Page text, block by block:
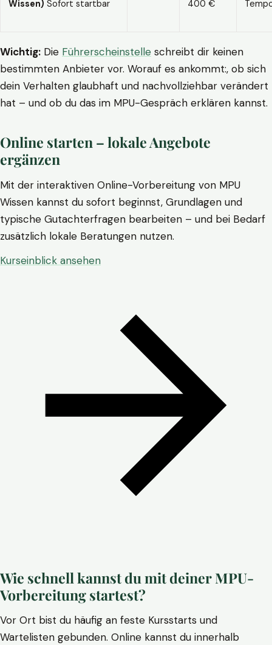
Wissen) Sofort startbar
400 €
Wichtig: Die Führerscheinstelle schreibt dir keinen
bestimmten Anbieter vor. Worauf es ankommt:, ob sich
dein Verhalten glaubhaft und nachvollziehbar verändert
hat – und ob du das im MPU-Gespräch erklären kannst.
Online starten – lokale Angebote
ergänzen
Mit der interaktiven Online-Vorbereitung von MPU
Wissen kannst du sofort beginnst, Grundlagen und
typische Gutachterfragen bearbeiten – und bei Bedarf
zusätzlich lokale Beratungen nutzen.
Kurseinblick ansehen
Wie schnell kannst du mit deiner MPU-
Vorbereitung startest?
Vor Ort bist du häufig an feste Kursstarts und
Wartelisten gebunden. Online kannst du innerhalb